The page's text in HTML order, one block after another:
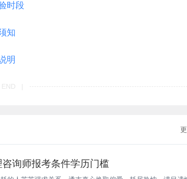
时段
知
明
|
询师报考条件学历门槛